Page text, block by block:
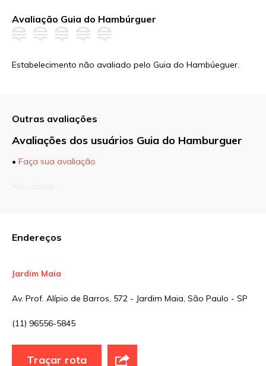
Avaliação Guia do Hambúrguer
Estabelecimento não avaliado pelo Guia do Hambúeguer.
Outras avaliações
Avaliações dos usuários Guia do Hamburguer
• Faça sua avaliação
Endereços
Jardim Maia
Av. Prof. Alípio de Barros, 572 - Jardim Maia, São Paulo - SP
(11) 96556-5845
Traçar rota